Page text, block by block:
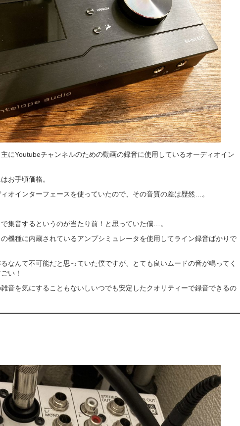
にYoutubeチャンネルのための動画の録音に使用しているオーディオイン
お手頃価格。
オインターフェースを使っていたので、その音質の差は歴然…。
集音するというのが当たり前！と思っていた僕…。
機種に内蔵されているアンプシミュレータを使用してライン録音ばかりで
なんて不可能だと思っていた僕ですが、とても良いムードの音が鳴ってく
い！
音を気にすることもないしいつでも安定したクオリティーで録音できるの